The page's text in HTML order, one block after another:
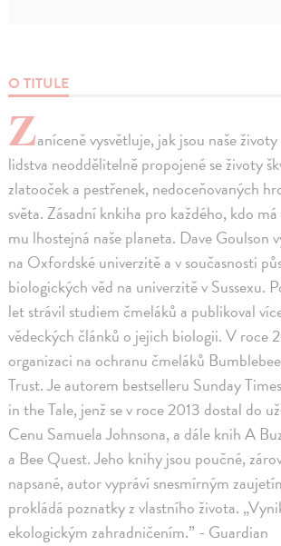
O TITULE
Zaníceně vysvětluje, jak jsou naše
lidstva neoddělitelně propojené se životy
zlatooček a pestřenek, nedoceňovaných
světa. Zásadní knkiha pro každého, kdo
mu lhostejná naše planeta. Dave Goulson
na Oxfordské univerzitě a v současnosti
biologických věd na univerzitě v Sussexu.
let strávil studiem čmeláků a publikoval
vědeckých článků o jejich biologii. V roce
organizaci na ochranu čmeláků
Trust. Je autorem bestselleru Sunday
in the Tale, jenž se v roce 2013 dostal do
Cenu Samuela Johnsona, a dále knih A
a Bee Quest. Jeho knihy jsou poučné,
napsané, autor vypráví snesmírným
prokládá poznatky z vlastního života.
ekologickým zahradničením.” - Guardian